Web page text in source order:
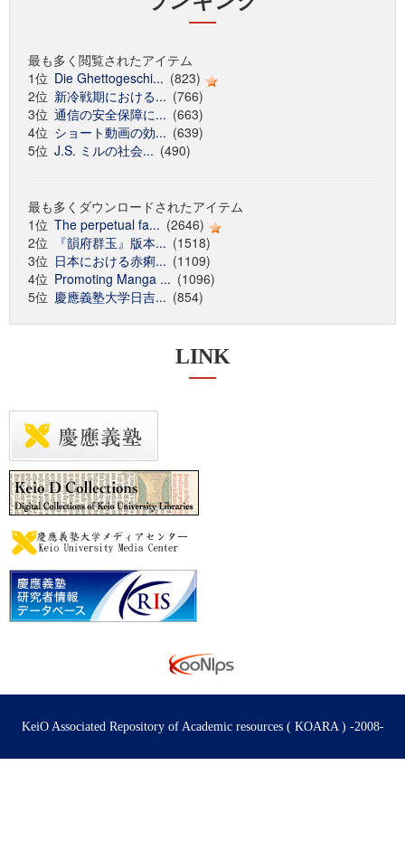
最も多く閲覧されたアイテム
1位 Die Ghettogeschi... (823)
2位 新冷戦期における... (766)
3位 通信の安全保障に... (663)
4位 ショート動画の効... (639)
5位 J.S. ミルの社会... (490)
最も多くダウンロードされたアイテム
1位 The perpetual fa... (2646)
2位
『韻府群玉』版本... (1518)
3位 日本における赤痢... (1109)
4位 Promoting Manga ... (1096)
5位 慶應義塾大学日吉... (854)
LINK
KeiO Associated Repository of Academic resources ( KOARA ) -2008-